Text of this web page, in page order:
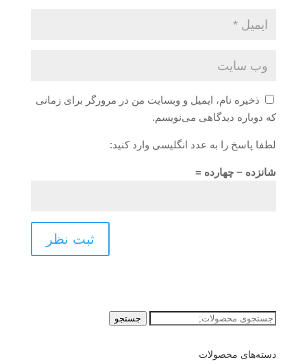
ذخیره نام، ایمیل و وبسایت من در مرورگر برای زمانی
که دوباره دیدگاهی می‌نویسم.
لطفا پاسخ را به عدد انگلیسی وارد کنید:
شانزده − چهارده =
جستجو
جستجو
دسته‌های محصولات